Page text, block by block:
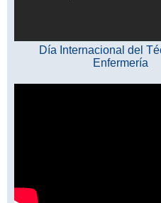
Día Internacional del
Enfermería